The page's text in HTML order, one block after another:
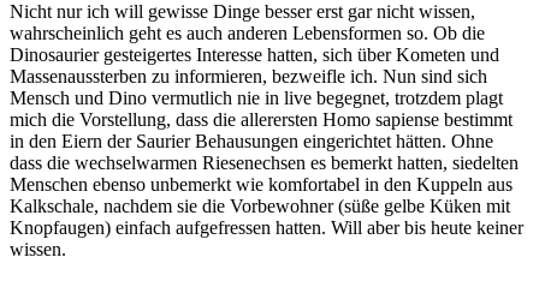
Nicht nur ich will gewisse Dinge besser erst gar nicht wissen,
wahrscheinlich geht es auch anderen Lebensformen so. Ob die
Dinosaurier gesteigertes Interesse hatten, sich über Kometen und
Massenaussterben zu informieren, bezweifle ich. Nun sind sich
Mensch und Dino vermutlich nie in live begegnet, trotzdem plagt
mich die Vorstellung, dass die allerersten Homo sapiense bestimmt
in den Eiern der Saurier Behausungen eingerichtet hätten. Ohne
dass die wechselwarmen Riesenechsen es bemerkt hatten, siedelten
Menschen ebenso unbemerkt wie komfortabel in den Kuppeln aus
Kalkschale, nachdem sie die Vorbewohner (süße gelbe Küken mit
Knopfaugen) einfach aufgefressen hatten. Will aber bis heute keiner
wissen.